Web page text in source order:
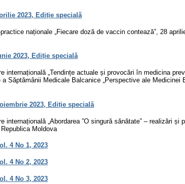
2023, Ediție specială
naționale „Fiecare doză de vaccin contează”, 28
2023, Ediție specială
internațională „Tendințe actuale și provocări în medicina
Săptămânii Medicale Balcanice „Perspective ale Medicinei
2023, Ediție specială
internațională „Abordarea ”O singură sănătate” – realizări și
Moldova
4 No 1, 2023
4 No 2, 2023
4 No 3, 2023